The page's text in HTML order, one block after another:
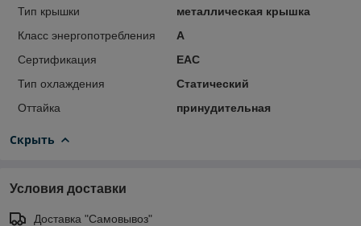
Тип крышки
металлическая крышка
Класс энергопотребления
А
Сертификация
EAC
Тип охлаждения
Статический
Оттайка
принудительная
Скрыть
Условия доставки
Доставка "Самовывоз"